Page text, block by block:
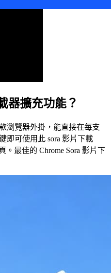
器擴充功能？
瀏覽器外掛，能直接在每支
即可使用此 sora 影片下載
最佳的 Chrome Sora 影片下